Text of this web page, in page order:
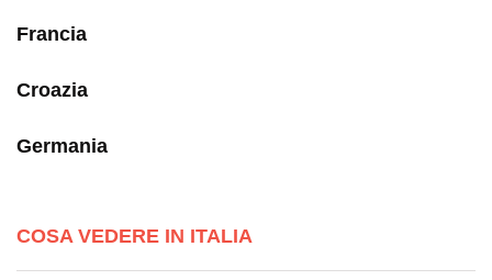
Francia
Croazia
Germania
COSA VEDERE IN ITALIA